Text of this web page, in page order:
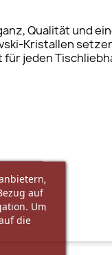
Qualität und
Kristallen
jeden
auf
Um
die